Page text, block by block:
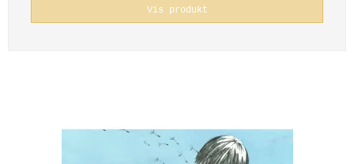
Vis produkt